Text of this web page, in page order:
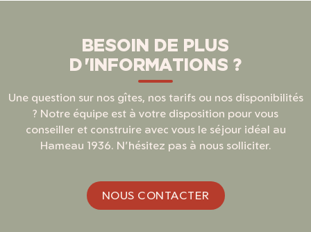
BESOIN DE PLUS
D'INFORMATIONS ?
Une question sur nos gîtes, nos tarifs ou nos disponibilités
? Notre équipe est à votre disposition pour vous
conseiller et construire avec vous le séjour idéal au
Hameau 1936. N'hésitez pas à nous solliciter.
NOUS CONTACTER